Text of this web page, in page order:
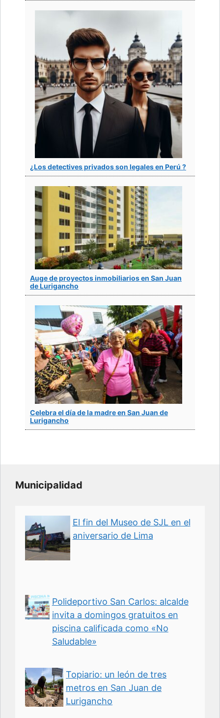
¿Los detectives privados son legales en Perú ?
Auge de proyectos inmobiliarios en San Juan
de Lurigancho
Celebra el día de la madre en San Juan de
Lurigancho
Municipalidad
El fin del Museo de SJL en el
aniversario de Lima
Polideportivo San Carlos: alcalde
invita a domingos gratuitos en
piscina calificada como «No
Saludable»
Topiario: un león de tres
metros en San Juan de
Lurigancho